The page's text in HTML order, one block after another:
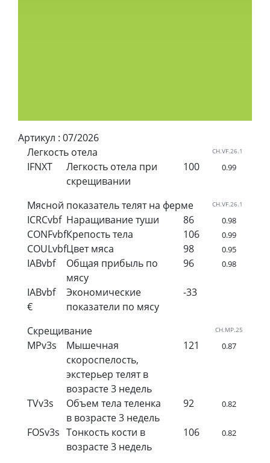
Артикул : 07/2026
Легкость отела
CH.VF.26.1
IFNXT
Легкость отела при
скрещивании
100 0.99
Мясной показатель телят на ферме CH.VF.26.1
ICRCvbf Наращивание туши 86 0.98
CONFvbfКрепость тела 106 0.99
COULvbfЦвет мяса 98 0.95
IABvbf
Общая прибыль по
мясу
96 0.98
IABvbf
€
Экономические
показатели по мясу
-33
Скрещивание CH.MP.25
MPv3s
Мышечная
скороспелость,
экстерьер телят в
возрасте 3 недель
121 0.87
TVv3s
Объем тела теленка
в возрасте 3 недель
92 0.82
FOSv3s Тонкость кости в
возрасте 3 недель
106 0.82